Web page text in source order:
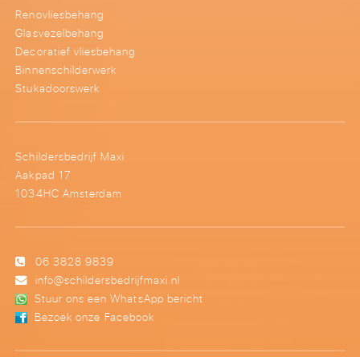
Renovliesbehang
Glasvezelbehang
Decoratief vliesbehang
Binnenschilderwerk
Stukadoorswerk
Schildersbedrijf Maxi
Aakpad 17
1034HC Amsterdam
06 3828 9839
info@schildersbedrijfmaxi.nl
Stuur ons een WhatsApp bericht
Bezoek onze Facebook